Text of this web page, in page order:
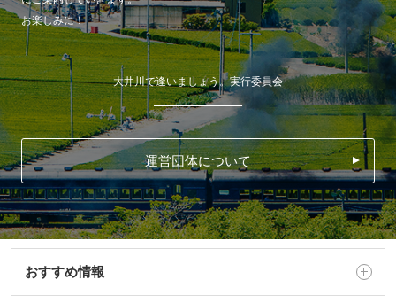
お楽しみに！
大井川で逢いましょう。実行委員会
運営団体について
おすすめ情報